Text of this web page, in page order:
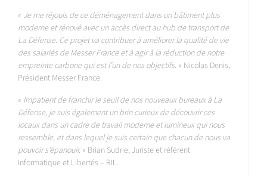
« Je me réjouis de ce déménagement dans un bâtiment plus
moderne et rénové avec un accès direct au hub de transport de
La Défense. Ce projet va contribuer à améliorer la qualité de vie
des salariés de Messer France et à agir à la réduction de notre
empreinte carbone qui est l’un de nos objectifs. » Nicolas Denis,
Président Messer France.
« Impatient de franchir le seuil de nos nouveaux bureaux à La
Défense, je suis également un brin curieux de découvrir ces
locaux dans un cadre de travail moderne et lumineux qui nous
ressemble, et dans lequel je suis certain que chacun de nous va
pouvoir s'épanouir. » Brian Sudrie, Juriste et référent
Informatique et Libertés – RIL.